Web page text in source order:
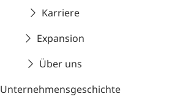
Karriere
Expansion
Über uns
Unternehmensgeschichte